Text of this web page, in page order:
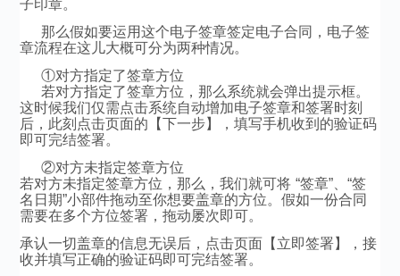
子印章。
那么假如要运用这个电子签章签定电子合同，电子签
章流程在这儿大概可分为两种情况。
①对方指定了签章方位
若对方指定了签章方位，那么系统就会弹出提示框。
这时候我们仅需点击系统自动增加电子签章和签署时刻
后，此刻点击页面的【下一步】，填写手机收到的验证码
即可完结签署。
②对方未指定签章方位
若对方未指定签章方位，那么，我们就可将 “签章”、“签
名日期”小部件拖动至你想要盖章的方位。假如一份合同
需要在多个方位签署，拖动屡次即可。
承认一切盖章的信息无误后，点击页面【立即签署】，接
收并填写正确的验证码即可完结签署。